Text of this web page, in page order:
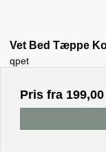
Vet Bed Tæppe
qpet
Pris fra